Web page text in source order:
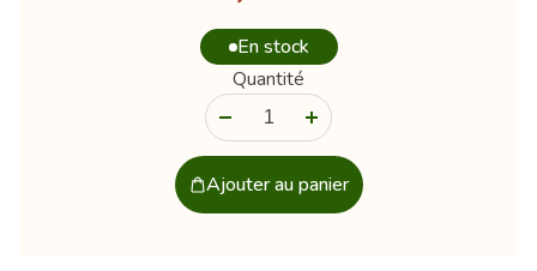
En stock
Quantité
Ajouter au panier